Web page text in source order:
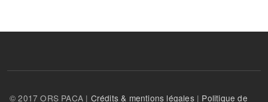
© 2017 ORS PACA | Crédits & mentions légales| Politique de